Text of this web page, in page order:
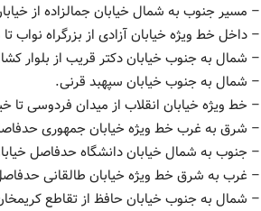
– مسیر جنوب به شمال خیابان جمالزاده از
– داخل خط ویژه خیابان آزادی از بزرگراه نواب
– شمال به جنوب خیابان دکتر قریب از بلوار
– شمال به جنوب خیابان سپهبد قرنی.
– خط ویژه خیابان انقلاب از میدان فردوسی تا
– شرق به غرب خط ویژه خیابان جمهوری
– جنوب به شمال خیابان دانشگاه حدفاصل
– غرب به شرق خط ویژه خیابان طالقانی
– شمال به جنوب خیابان حافظ از تقاطع